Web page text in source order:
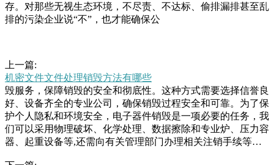
存。对那些无视生态环境，不尽责、不达标、偷排漏排甚至乱
排的污染企业说“不”，也才能确保公
上一篇:
机密文件文件处理销毁方法有哪些
毁服务，保障销毁的安全和彻底性。这种方式需要选择信誉良
好、设备齐全的专业公司，确保销毁过程安全和可靠。为了保
护个人隐私和环境安全，电子器件销毁是一项必要的任务，我
们可以采用物理破坏、化学处理、数据擦除和专业炉、压力容
器、起重设备等,还需向有关管理部门办理相关注销手续等。